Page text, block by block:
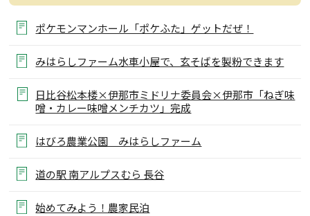
ポケモンマンホール「ポケふた」ゲットだぜ！
みはらしファーム水車小屋で、玄そばを製粉できます
日比谷松本楼×伊那市ミドリナ委員会×伊那市「ねぎ味
噌・カレー味噌メンチカツ」完成
はびろ農業公園 みはらしファーム
道の駅 南アルプスむら 長谷
始めてみよう！農家民泊